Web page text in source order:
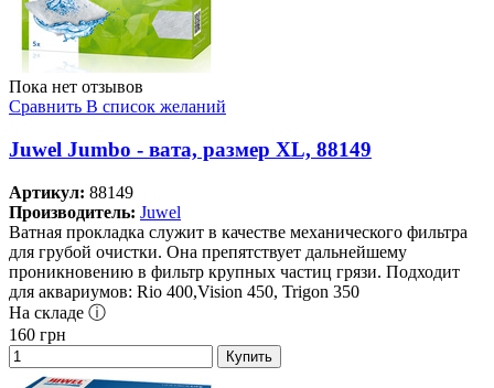
Пока нет отзывов
Сравнить В список желаний
Juwel Jumbo - вата, размер XL, 88149
Артикул: 88149
Производитель: Juwel
Ватная прокладка служит в качестве механического фильтра
для грубой очистки. Она препятствует дальнейшему
проникновению в фильтр крупных частиц грязи. Подходит
для аквариумов: Rio 400,Vision 450, Trigon 350
На складе ⓘ
160 грн
Купить